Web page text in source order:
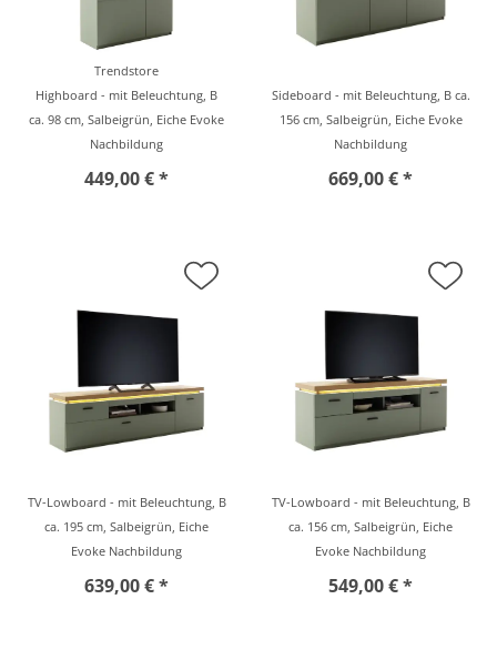
Trendstore
Highboard - mit Beleuchtung, B
ca. 98 cm, Salbeigrün, Eiche Evoke
Nachbildung
449,00 € *
Sideboard - mit Beleuchtung, B ca.
156 cm, Salbeigrün, Eiche Evoke
Nachbildung
669,00 € *
TV-Lowboard - mit Beleuchtung, B
ca. 195 cm, Salbeigrün, Eiche
Evoke Nachbildung
639,00 € *
TV-Lowboard - mit Beleuchtung, B
ca. 156 cm, Salbeigrün, Eiche
Evoke Nachbildung
549,00 € *